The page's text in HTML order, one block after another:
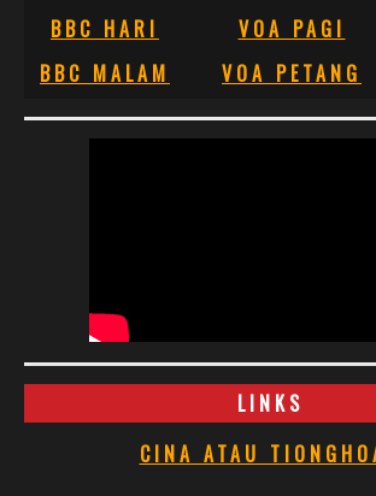
BBC HARI
VOA PAGI
BBC MALAM
VOA PETANG
LINKS
CINA ATAU